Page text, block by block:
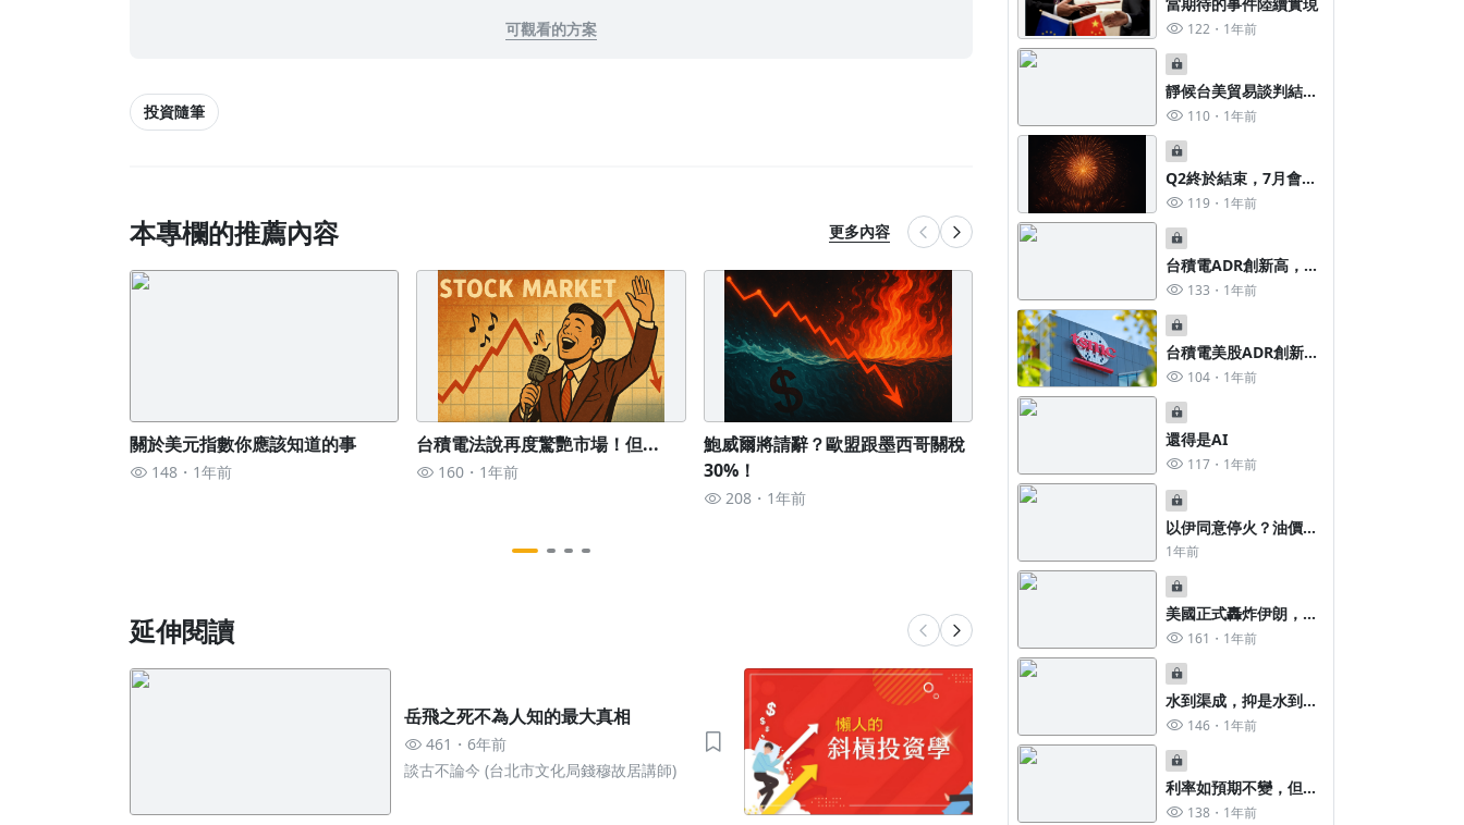
可觀看的方案
投資隨筆
本專欄的推薦內容 更多內容
關於美元指數你應該知道的事
148 1年前
台積電法說再度驚艷市場！但...
160 1年前
鮑威爾將請辭？歐盟跟墨西哥關稅
30%！
208 1年前
335 11個月前
延伸閱讀
岳飛之死不為人知的最大真相
461
6年前
談古不論今 (台北市文化局錢穆故居講師)
2025/02/24盤前分析
1年前
懶人的斜槓投資學
122 1年前
靜候台美貿易談判結果
出爐110 1年前
Q2終於結束，7月會有
最終的煙火嗎？
119 1年前
台積電ADR創新高，台
股何時跟上？
133 1年前
台積電美股ADR創新
高！104 1年前
還得是AI
117 1年前
以伊同意停火？油價跳
水！
1年前
美國正式轟炸伊朗，油
價會繼續狂飆嗎？
161 1年前
水到渠成，抑是水到渠
塌 146 1年前
利率如預期不變，但下
半年仍保有降2碼空間
138 1年前